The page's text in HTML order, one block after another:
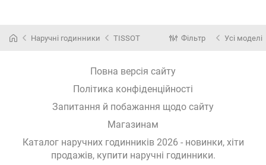
Наручні годинники TISSOT Фільтр Усі моделі
Повна версія сайту
Політика конфіденційності
Запитання й побажання щодо сайту
Магазинам
Каталог наручних годинників 2026 - новинки, хіти
продажів, купити наручні годинники.